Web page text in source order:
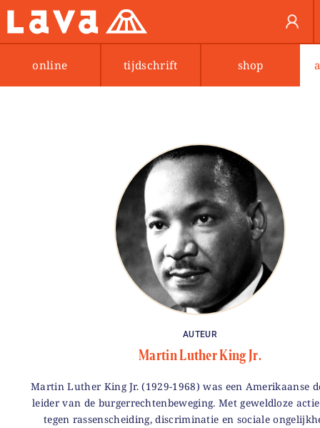
online tijdschrift shop
AUTEUR
Martin Luther King Jr.
Martin Luther King Jr. (1929-1968) was een Amerikaanse
leider van de burgerrechtenbeweging. Met geweldloze
tegen rassenscheiding, discriminatie en sociale